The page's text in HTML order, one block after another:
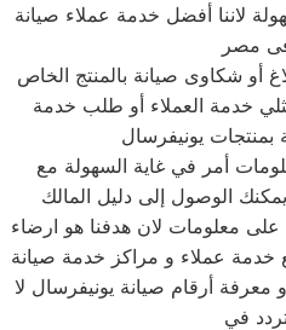
لاننا أفضل خدمة عملاء صيانة
أو شكاوى صيانة بالمنتج الخاص
خدمة العملاء أو طلب خدمة
أمر في غاية السهولة مع
الوصول إلى دليل المالك
معلومات لان هدفنا هو ارضاء
خدمة عملاء و مراكز خدمة صيانة
معرفة أرقام صيانة يونيفرسال لا
في